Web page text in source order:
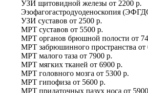
УЗИ щитовидной железы от 2200 р.
Эзофагогастродуоденоскопия
УЗИ суставов от 2500 р.
МРТ суставов от 5500 р.
МРТ органов брюшной полости от
МРТ забрюшинного пространства от
МРТ малого таза от 7900 р.
МРТ мягких тканей от 6900 р.
МРТ головного мозга от 5300 р.
МРТ гипофиза от 5600 р.
МРТ придаточных пазух носа от